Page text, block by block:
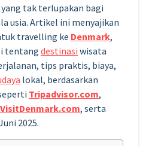
yang tak terlupakan bagi
usia. Artikel ini menyajikan
travelling ke Denmark,
tentangdestinasi wisata
tips praktis, biaya,
lokal, berdasarkan
Tripadvisor.com,
VisitDenmark.com, serta
2025.